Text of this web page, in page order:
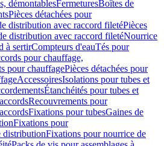
démontablesFermeturesBoîtes de
Pièces détachées pour
distribution avec raccord filetéPièces
distribution avec raccord filetéNourrice
à sertirCompteurs d'eauTés pour
pour chauffage,
pour chauffagePièces détachées pour
AccessoiresIsolations pour tubes et
Étanchéités pour tubes et
Recouvrements pour
Fixations pour tubesGaines de
Fixations pour
distributionFixations pour nourrice de